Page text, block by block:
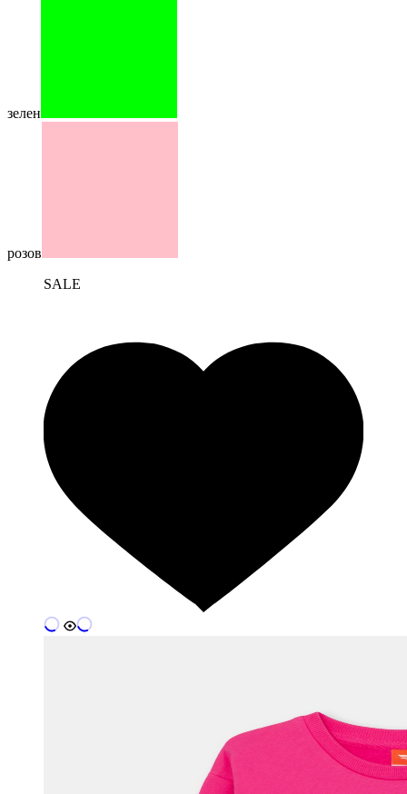
зелен
розов
SALE